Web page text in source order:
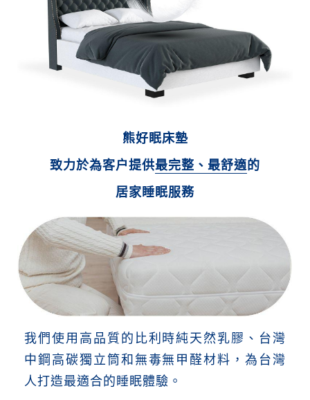
熊好眠床墊
致力於為客户提供最完整、最舒適的
居家睡眠服務
我們使用高品質的比利時純天然乳膠、台灣
中鋼高碳獨立筒和無毒無甲醛材料，為台灣
人打造最適合的睡眠體驗。